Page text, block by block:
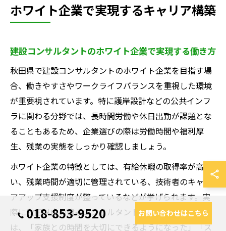
ホワイト企業で実現するキャリア構築
建設コンサルタントのホワイト企業で実現する働き方
秋田県で建設コンサルタントのホワイト企業を目指す場
合、働きやすさやワークライフバランスを重視した環境
が重要視されています。特に護岸設計などの公共インフ
ラに関わる分野では、長時間労働や休日出勤が課題とな
ることもあるため、企業選びの際は労働時間や福利厚
生、残業の実態をしっかり確認しましょう。
ホワイト企業の特徴としては、有給休暇の取得率が高
い、残業時間が適切に管理されている、技術者のキャリ
アアップ支援制度が整っているなどが挙げられます。実
際に秋田県内の建設コンサルタントに転職した方の声で
は、「家族との時間を大切にできるようになった」「ス
018-853-9520 お問い合わせはこちら